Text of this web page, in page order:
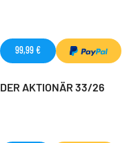
99,99 €
DER AKTIONÄR 33/26